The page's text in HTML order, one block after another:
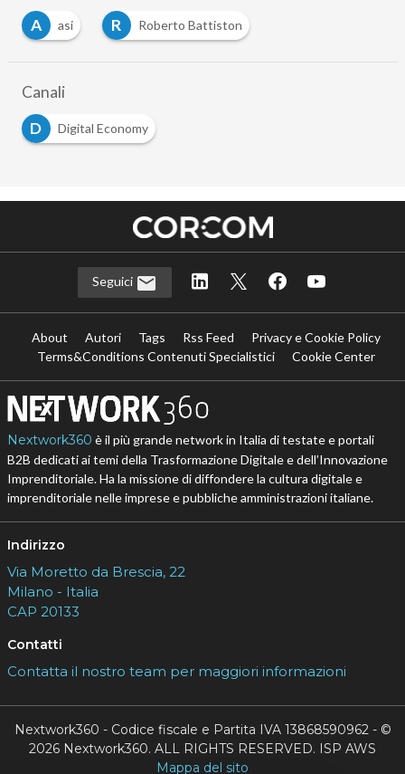
A
asi R Roberto Battiston
Canali
D
Digital Economy
Seguici
About Autori Tags Rss Feed
Privacy e Cookie Policy
Terms&Conditions Contenuti Specialistici
Cookie Center
Nextwork360 è il più grande network in Italia di testate e portali
B2B dedicati ai temi della Trasformazione Digitale e dell’Innovazione
Imprenditoriale. Ha la missione di diffondere la cultura digitale e
imprenditoriale nelle imprese e pubbliche amministrazioni italiane.
Indirizzo
Via Moretto da Brescia, 22
Milano - Italia
CAP 20133
Contatti
Contatta il nostro team per maggiori informazioni
Nextwork360 - Codice fiscale e Partita IVA 13868590962 - ©
2026 Nextwork360. ALL RIGHTS RESERVED. ISP AWS
Mappa del sito